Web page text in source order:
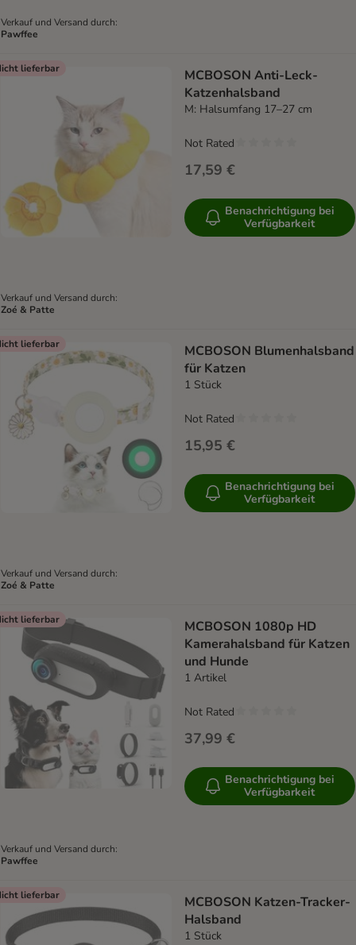
Verkauf und Versand durch:
Pawffee
lieferbar
Verkauf und Versand durch:
Zoé & Patte
MCBOSON Anti-Leck-
Katzenhalsband
M: Halsumfang 17–27 cm
17,59 €
Not Rated
Benachrichtigung bei
Verfügbarkeit
lieferbar
Verkauf und Versand durch:
Zoé & Patte
MCBOSON Blumenhalsband
für Katzen
1 Stück
15,95 €
Not Rated
Benachrichtigung bei
Verfügbarkeit
lieferbar
Verkauf und Versand durch:
Pawffee
MCBOSON 1080p HD
Kamerahalsband für Katzen
und Hunde
1 Artikel
37,99 €
Not Rated
Benachrichtigung bei
Verfügbarkeit
lieferbar
MCBOSON Katzen-Tracker-
Halsband
1 Stück